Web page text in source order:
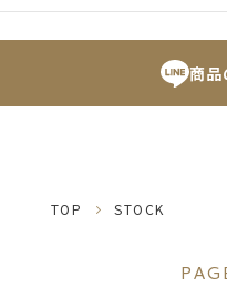
商品
TOP STOCK